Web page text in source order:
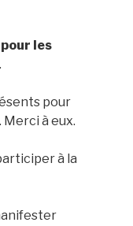
les
.
pour
à eux.
à la